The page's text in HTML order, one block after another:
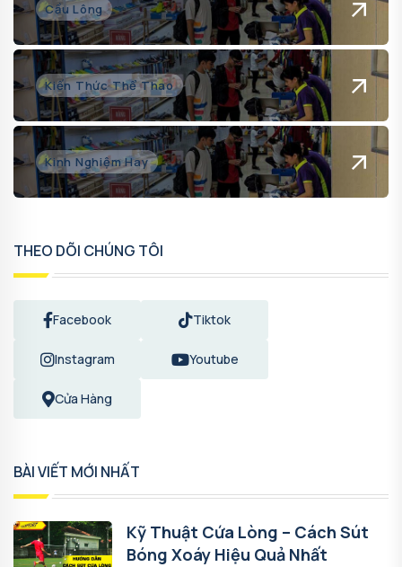
Cầu Lông
Kiến Thức Thể Thao
Kinh Nghiệm Hay
THEO DÕI CHÚNG TÔI
Facebook Tiktok
Instagram Youtube
Cửa Hàng
BÀI VIẾT MỚI NHẤT
Kỹ Thuật Cứa Lòng – Cách Sút
Bóng Xoáy Hiệu Quả Nhất